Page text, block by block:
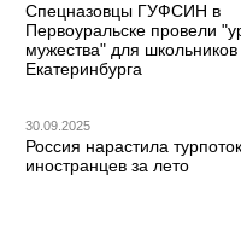
Спецназовцы ГУФСИН в
Первоуральске провели
мужества" для школьников
Екатеринбурга
30.09.2025
Россия нарастила турпоток
иностранцев за лето